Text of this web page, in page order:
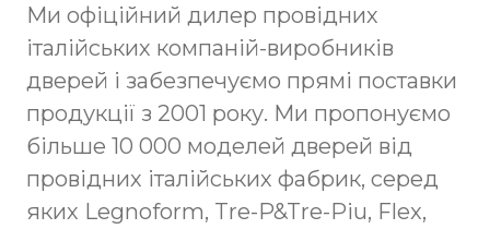
Ми офіційний дилер провідних
італійських компаній-виробників
дверей і забезпечуємо прямі поставки
продукції з 2001 року. Ми пропонуємо
більше 10 000 моделей дверей від
провідних італійських фабрик, серед
яких Legnoform, Tre-P&Tre-Piu, Flex,